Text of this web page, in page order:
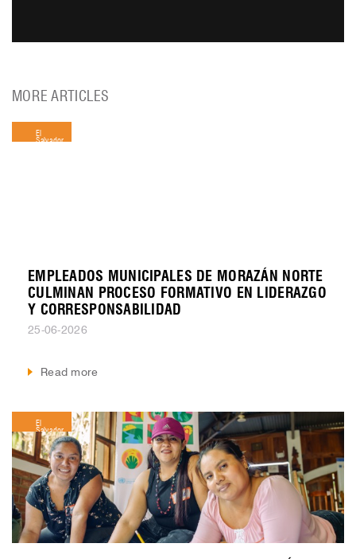
MORE ARTICLES
EMPLEADOS MUNICIPALES DE MORAZÁN NORTE
CULMINAN PROCESO FORMATIVO EN LIDERAZGO
Y CORRESPONSABILIDAD
25-06-2026
Read more
El
Salvador
El
Salvador